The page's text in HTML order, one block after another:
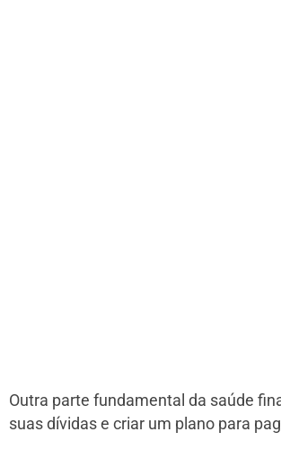
Outra parte fundamental da saúde
suas dívidas e criar um plano para